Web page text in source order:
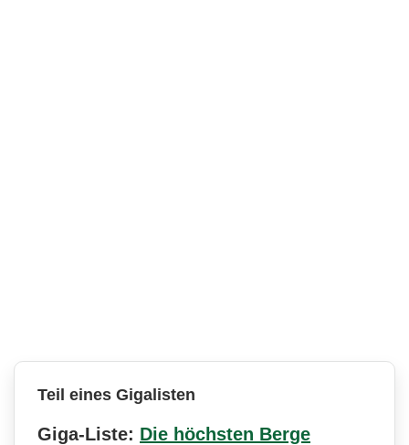
Teil eines Gigalisten
Giga-Liste: Die höchsten Berge